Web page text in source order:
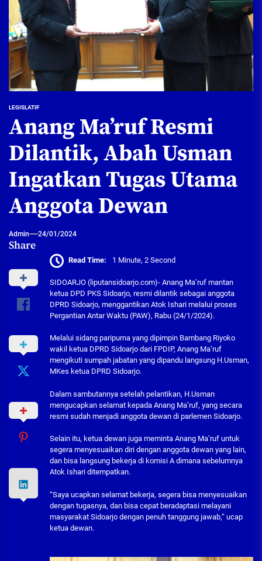
LEGISLATIF
Anang Ma’ruf Resmi
Dilantik, Abah Usman
Ingatkan Tugas Utama
Anggota Dewan
Admin 24/01/2024
Share
Read Time: 1 Minute, 2 Second
SIDOARJO (liputansidoarjo.com)- Anang Ma’ruf mantan
ketua DPD PKS Sidoarjo, resmi dilantik sebagai anggota
DPRD Sidoarjo, menggantikan Atok Ishari melalui proses
Pergantian Antar Waktu (PAW), Rabu (24/1/2024).
Melalui sidang paripurna yang dipimpin Bambang Riyoko
wakil ketua DPRD Sidoarjo dari FPDIP, Anang Ma’ruf
mengikuti sumpah jabatan yang dipandu langsung H.Usman,
MKes ketua DPRD Sidoarjo.
Dalam sambutannya setelah pelantikan, H.Usman
mengucapkan selamat kepada Anang Ma’ruf, yang secara
resmi sudah menjadi anggota dewan di parlemen Sidoarjo.
Selain itu, ketua dewan juga meminta Anang Ma’ruf untuk
segera menyesuaikan diri dengan anggota dewan yang lain,
dan bisa langsung bekerja di komisi A dimana sebelumnya
Atok Ishari ditempatkan.
“Saya ucapkan selamat bekerja, segera bisa menyesuaikan
dengan tugasnya, dan bisa cepat beradaptasi melayani
masyarakat Sidoarjo dengan penuh tanggung jawab,” ucap
ketua dewan.